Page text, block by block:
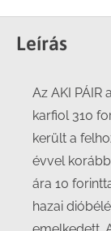
Facebook
X
Leírás
Az AKI PÁIR
karfiol 310
került a
évvel
ára 10
hazai